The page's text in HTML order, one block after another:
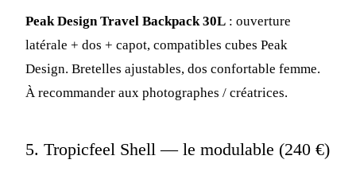
Peak Design Travel Backpack 30L : ouverture
latérale + dos + capot, compatibles cubes Peak
Design. Bretelles ajustables, dos confortable femme.
À recommander aux photographes / créatrices.
5. Tropicfeel Shell — le modulable (240 €)